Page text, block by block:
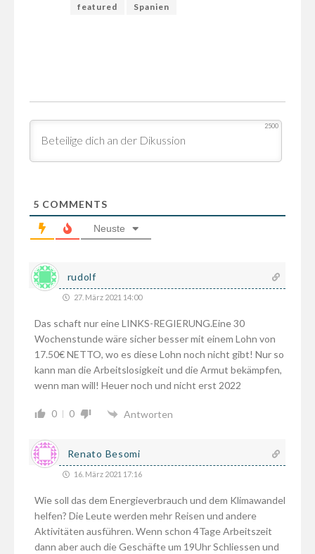
featured
Spanien
2500
5 COMMENTS
Neuste
rudolf
27. März 2021 14:00
Das schaft nur eine LINKS-REGIERUNG.Eine 30
Wochenstunde wäre sicher besser mit einem Lohn von
17.50€ NETTO, wo es diese Lohn noch nicht gibt! Nur so
kann man die Arbeitslosigkeit und die Armut bekämpfen,
wenn man will! Heuer noch und nicht erst 2022
0 0 Antworten
Renato Besomi
16. März 2021 17:16
Wie soll das dem Energieverbrauch und dem Klimawandel
helfen? Die Leute werden mehr Reisen und andere
Aktivitäten ausführen. Wenn schon 4Tage Arbeitszeit
dann aber auch die Geschäfte um 19Uhr Schliessen und